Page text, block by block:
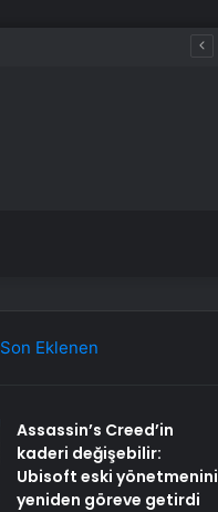
Son Eklenen
Assassin’s Creed’in
kaderi değişebilir:
Ubisoft eski yönetmenini
yeniden göreve getirdi